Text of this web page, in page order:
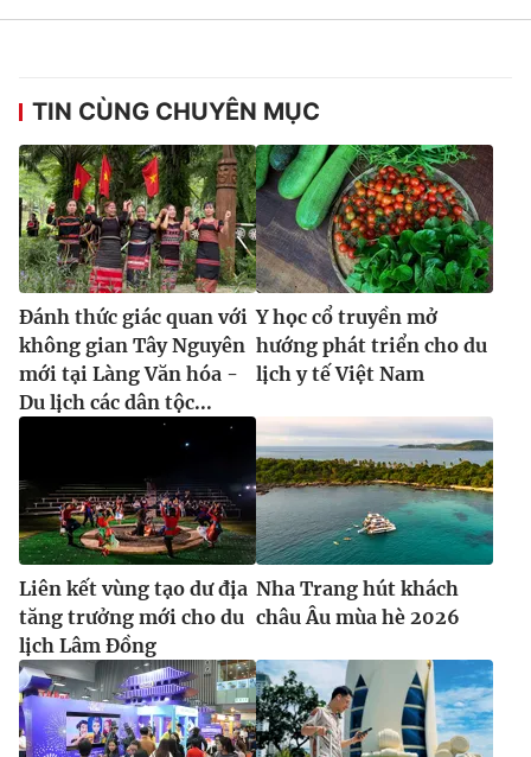
TIN CÙNG CHUYÊN MỤC
Đánh thức giác quan với
không gian Tây Nguyên
mới tại Làng Văn hóa -
Du lịch các dân tộc...
Y học cổ truyền mở
hướng phát triển cho du
lịch y tế Việt Nam
Liên kết vùng tạo dư địa
tăng trưởng mới cho du
lịch Lâm Đồng
Nha Trang hút khách
châu Âu mùa hè 2026